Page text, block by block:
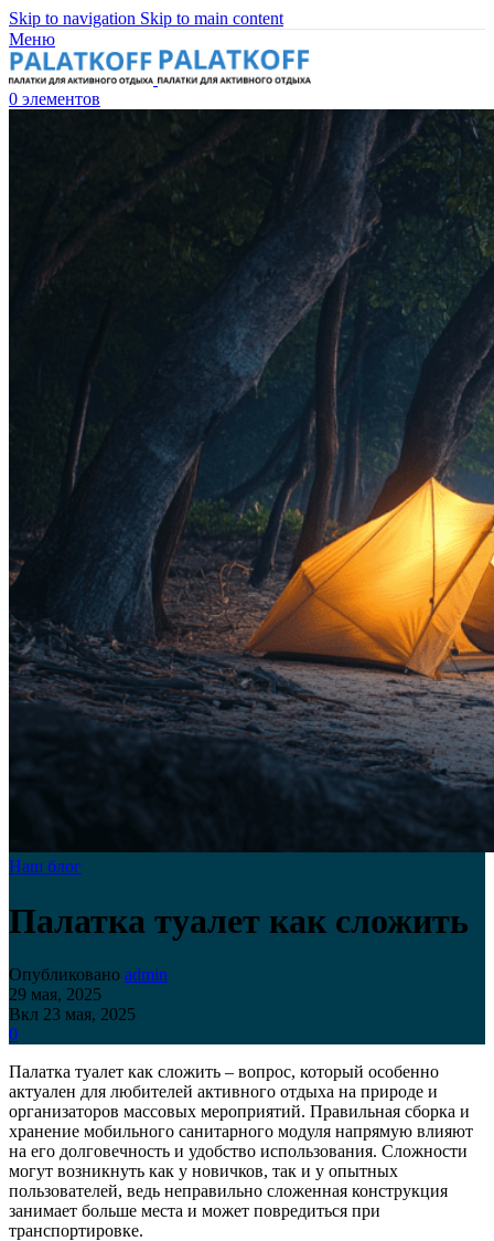
Skip to navigation Skip to main content
Меню
0 элементов
Наш блог
Палатка туалет как сложить
Опубликовано admin
29 мая, 2025
Вкл 23 мая, 2025
0
Палатка туалет как сложить – вопрос, который особенно
актуален для любителей активного отдыха на природе и
организаторов массовых мероприятий. Правильная сборка и
хранение мобильного санитарного модуля напрямую влияют
на его долговечность и удобство использования. Сложности
могут возникнуть как у новичков, так и у опытных
пользователей, ведь неправильно сложенная конструкция
занимает больше места и может повредиться при
транспортировке.